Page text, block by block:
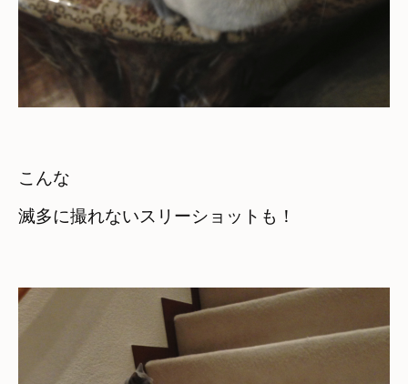
こんな
滅多に撮れないスリーショットも！